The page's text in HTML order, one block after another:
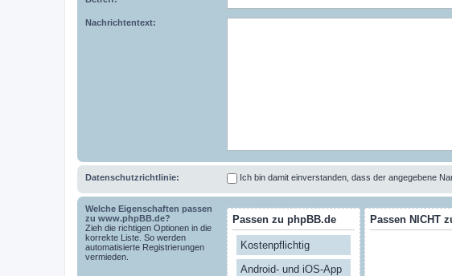
Nachrichtentext:
Datenschutzrichtlinie: Ich bin damit einverstanden, dass der angegebene
Welche Eigenschaften passen
zu www.phpBB.de?
Zieh die richtigen Optionen in die
korrekte Liste. So werden
automatisierte Registrierungen
vermieden.
Passen zu phpBB.de
Kostenpflichtig
Android- und iOS-App
Passen NICHT